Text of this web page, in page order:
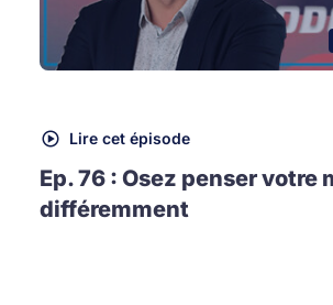
Lire cet épisode
Ep. 76 : Osez penser votre
différemment